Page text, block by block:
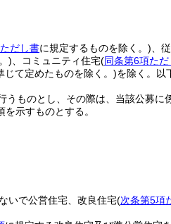
だし書に規定するものを除く。) 、
) 、コミュニティ住宅(同条第6項た
じて定めたものを除く。)を除く。以
ものとし、その際は、当該公募に
示すものとする。
いで公営住宅、改良住宅(次条第5項